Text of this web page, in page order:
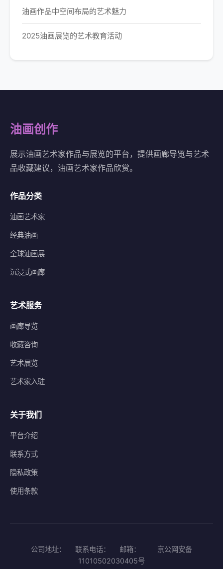
油画作品中空间布局的艺术魅力
2025油画展览的艺术教育活动
油画创作
展示油画艺术家作品与展览的平台，提供画廊导览与艺术
品收藏建议，油画艺术家作品欣赏。
作品分类
油画艺术家
经典油画
全球油画展
沉浸式画廊
艺术服务
画廊导览
收藏咨询
艺术展览
艺术家入驻
关于我们
平台介绍
联系方式
隐私政策
使用条款
公司地址： 联系电话： 邮箱：
京公网安备
11010502030405号